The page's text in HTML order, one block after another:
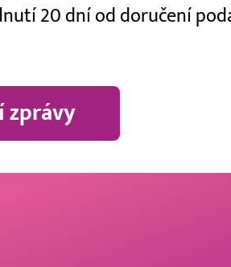
20 dní od doručení
zprávy